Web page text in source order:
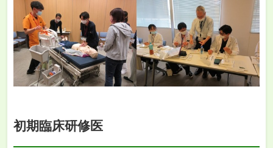
初期臨床研修医